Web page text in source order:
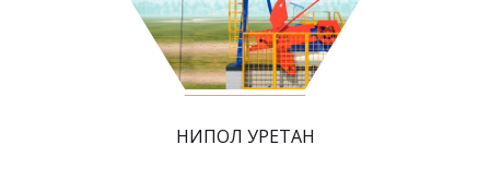
НИПОЛ УРЕТАН